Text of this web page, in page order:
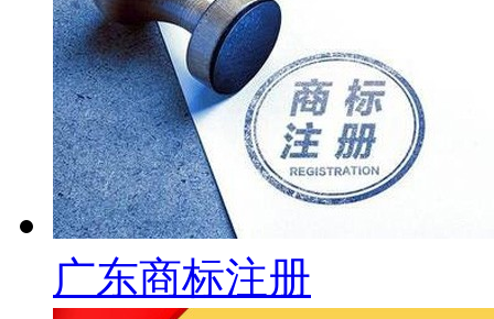
广东商标注册